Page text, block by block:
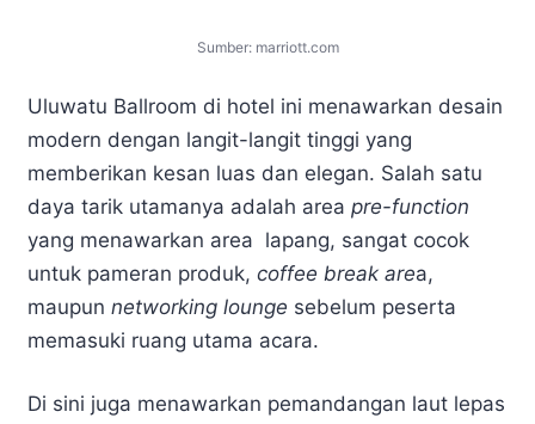
Sumber: marriott.com
Uluwatu Ballroom di hotel ini menawarkan desain
modern dengan langit-langit tinggi yang
memberikan kesan luas dan elegan. Salah satu
daya tarik utamanya adalah area pre-function
yang menawarkan area lapang, sangat cocok
untuk pameran produk, coffee break area,
maupun networking lounge sebelum peserta
memasuki ruang utama acara.
Di sini juga menawarkan pemandangan laut lepas